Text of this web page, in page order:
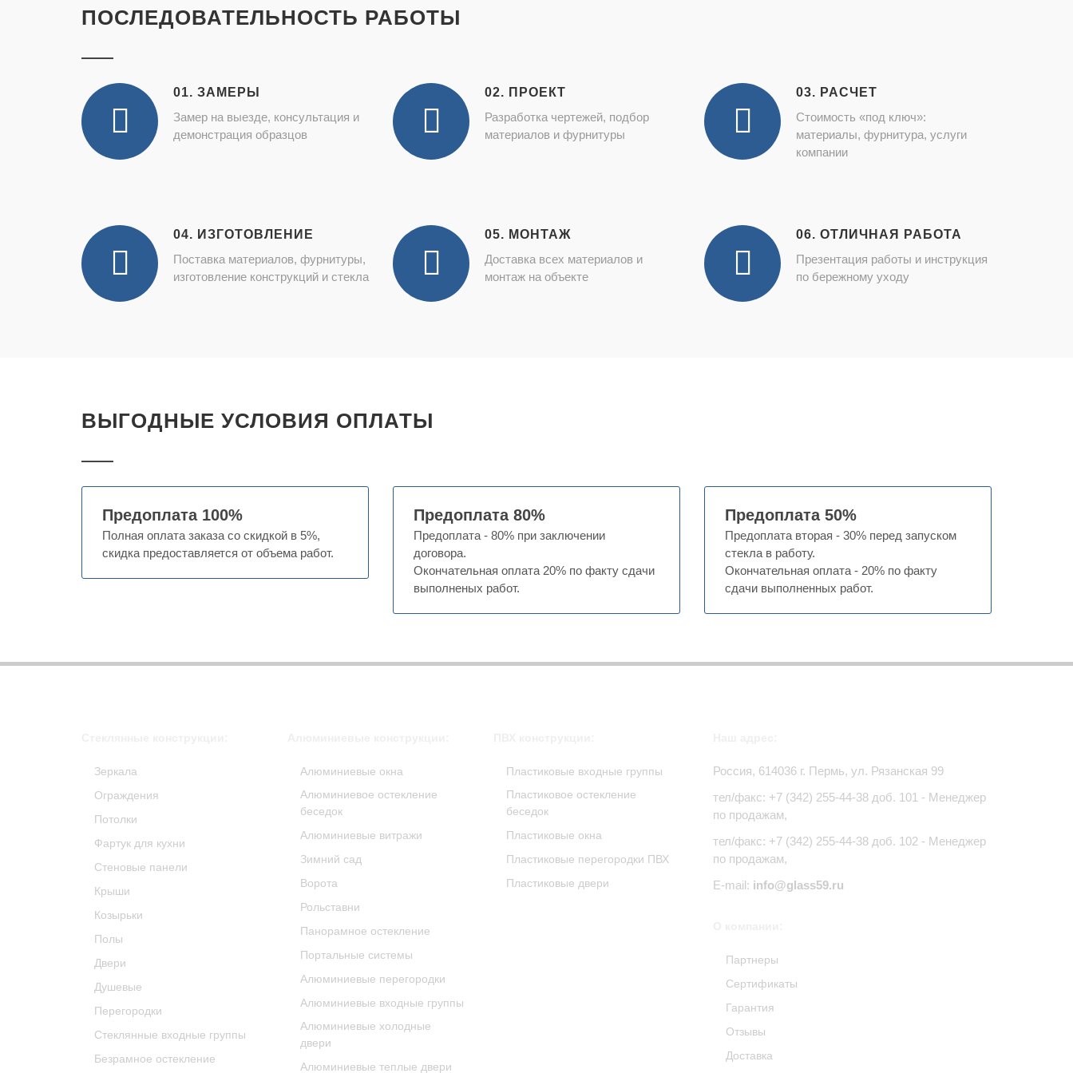
ПОСЛЕДОВАТЕЛЬНОСТЬ РАБОТЫ
01. ЗАМЕРЫ
Замер на выезде, консультация и
демонстрация образцов
02. ПРОЕКТ
Разработка чертежей, подбор
материалов и фурнитуры
03. РАСЧЕТ
Стоимость «под ключ»:
материалы, фурнитура, услуги
компании
04. ИЗГОТОВЛЕНИЕ
Поставка материалов, фурнитуры,
изготовление конструкций и стекла
05. МОНТАЖ
Доставка всех материалов и
монтаж на объекте
06. ОТЛИЧНАЯ РАБОТА
Презентация работы и инструкция
по бережному уходу
ВЫГОДНЫЕ УСЛОВИЯ ОПЛАТЫ
Предоплата 100%
Полная оплата заказа со скидкой в 5%,
скидка предоставляется от объема работ.
Предоплата 80%
Предоплата - 80% при заключении
договора.
Окончательная оплата 20% по факту сдачи
выполненых работ.
Предоплата 50%
Предоплата вторая - 30% перед запуском
стекла в работу.
Окончательная оплата - 20% по факту
сдачи выполненных работ.
Зеркала
Ограждения
Потолки
Фартук для кухни
Стеновые панели
Крыши
Козырьки
Полы
Двери
Душевые
Перегородки
Стеклянные входные группы
Безрамное остекление
Алюминиевые окна
Алюминиевое остекление
беседок
Алюминиевые витражи
Зимний сад
Ворота
Рольставни
Панорамное остекление
Портальные системы
Алюминиевые перегородки
Алюминиевые входные группы
Алюминиевые холодные
двери
Алюминиевые теплые двери
Пластиковые входные группы
Пластиковое остекление
беседок
Пластиковые окна
Пластиковые перегородки ПВХ
Пластиковые двери
Россия, 614036г. Пермь, ул. Рязанская 99
тел/факс: +7 (342) 255-44-38доб. 101 - Менеджер
по продажам,
тел/факс: +7 (342) 255-44-38 доб. 102 - Менеджер
по продажам,
E-mail: info@glass59.ru
Партнеры
Сертификаты
Гарантия
Отзывы
Доставка